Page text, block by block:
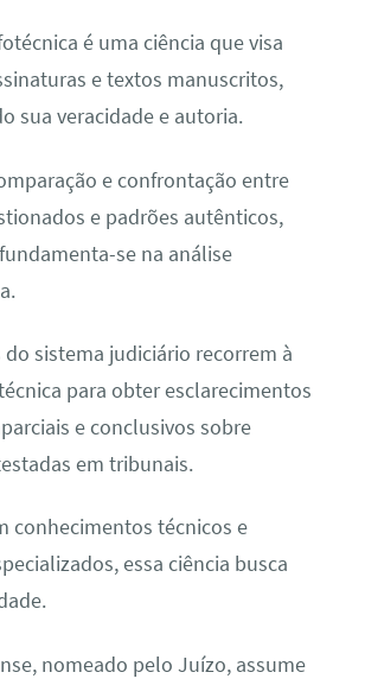
é uma ciência que visa
e textos manuscritos,
sua veracidade e autoria.
e confrontação entre
e padrões autênticos,
se na análise
do sistema judiciário recorrem à
para obter esclarecimentos
e conclusivos sobre
em tribunais.
conhecimentos técnicos e
essa ciência busca
nomeado pelo Juízo, assume